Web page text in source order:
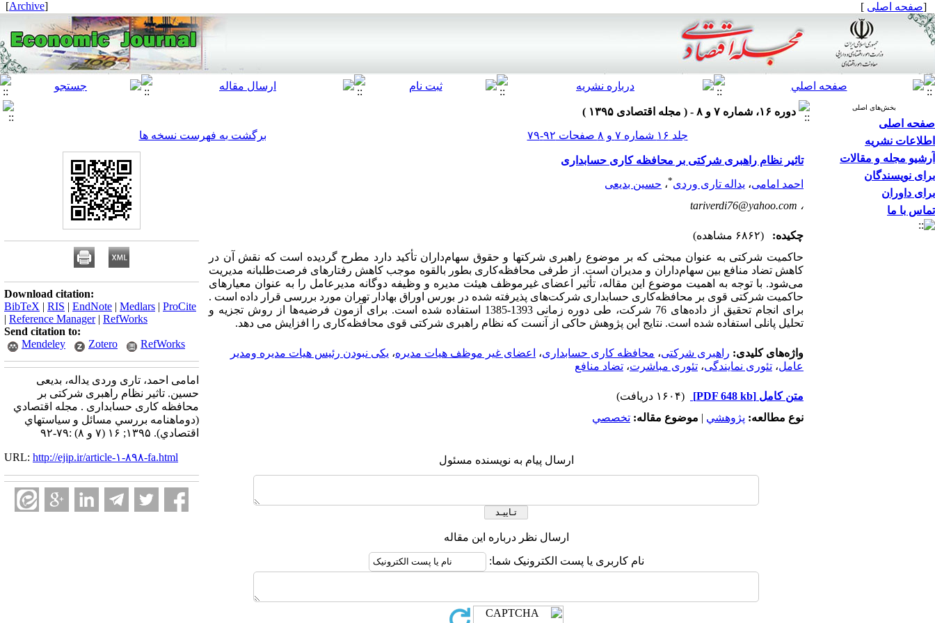
[صفحه اصلی ]
[
Archive
]
بخش‌های اصلی
صفحه اصلی
اطلاعات نشریه
آرشیو مجله و مقالات
برای نویسندگان
برای داوران
تماس با ما
دوره ۱۶، شماره ۷ و ۸ - ( مجله اقتصادی ۱۳۹۵ )
جلد ۱۶ شماره ۷ و ۸ صفحات ۹۲-۷۹
برگشت به فهرست نسخه ها
تاثیر نظام راهبری شرکتی بر محافظه کاری حسابداری
احمد امامی، یداله تاری وردی*، حسین بدیعی
، tariverdi76@yahoo.com
چکیده:
(۶۸۶۲ مشاهده)
حاکمیت شرکتی به عنوان مبحثی که بر موضوع راهبری شرکتها و حقوق سهام‌داران تأکید دارد مطرح گردیده است که نقش آن در
کاهش تضاد منافع بین سهام‌داران و مدیران است. از طرفی محافظه‌کاری بطور بالقوه موجب کاهش رفتارهای فرصت‌طلبانه مدیریت
می‌شود. با توجه به اهمیت موضوع این مقاله، تأثیر اعضای غیرموظف هیئت مدیره و وظیفه دوگانه مدیرعامل را به عنوان معیارهای
حاکمیت شرکتی قوی بر محافظه‌کاری حسابداری شرکت‌های پذیرفته شده در بورس اوراق بهادار تهران مورد بررسی قرار داده است .
برای انجام تحقیق از داده‌های 76 شرکت، طی دوره زمانی 1393-1385 استفاده شده است. برای آزمون فرضیه‌ها از روش تجزیه و
تحلیل پانلی استفاده شده است. نتایج این پژوهش حاکی از آنست که نظام راهبری شرکتی قوی محافظه‌کاری را افزایش می دهد.
واژه‌های کلیدی: راهبری شرکتی، محافظه کاری حسابداری، اعضای غیر موظف هیات مدیره، یکی نبودن رئیس هیات مدیره ومدیر
عامل، تئوری نمایندگی، تئوری مباشرت، تضاد منافع
متن کامل [PDF 648 kb]
(۱۶۰۴ دریافت)
نوع مطالعه: پژوهشي | موضوع مقاله: تخصصي
ارسال پیام به نویسنده مسئول
ارسال نظر درباره این مقاله
نام کاربری یا پست الکترونیک شما:
Download citation:
BibTeX | RIS | EndNote | Medlars | ProCite
| Reference Manager| RefWorks
Send citation to:
Mendeley
Zotero RefWorks
امامی احمد، تاری وردی یداله، بدیعی
حسین. تاثیر نظام راهبری شرکتی بر
محافظه کاری حسابداری . مجله اقتصادي
(دوماهنامه بررسي مسائل و سياستهاي
اقتصادي). ۱۳۹۵; ۱۶ (۷ و ۸) :۷۹-۹۲
URL: http://ejip.ir/article-۱-۸۹۸-fa.html